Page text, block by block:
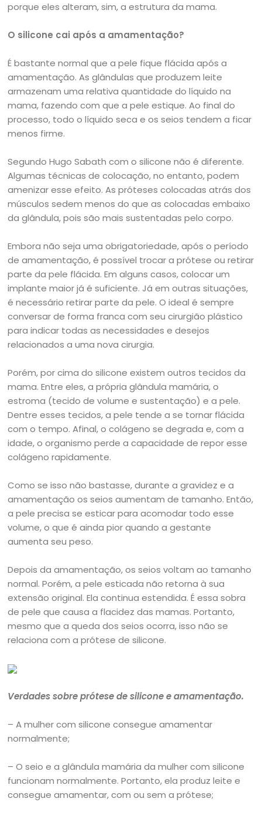
porque eles alteram, sim, a estrutura da mama.
O silicone cai após a amamentação?
É bastante normal que a pele fique flácida após a
amamentação. As glândulas que produzem leite
armazenam uma relativa quantidade do líquido na
mama, fazendo com que a pele estique. Ao final do
processo, todo o líquido seca e os seios tendem a ficar
menos firme.
Segundo Hugo Sabath com o silicone não é diferente.
Algumas técnicas de colocação, no entanto, podem
amenizar esse efeito. As próteses colocadas atrás dos
músculos sedem menos do que as colocadas embaixo
da glândula, pois são mais sustentadas pelo corpo.
Embora não seja uma obrigatoriedade, após o período
de amamentação, é possível trocar a prótese ou retirar
parte da pele flácida. Em alguns casos, colocar um
implante maior já é suficiente. Já em outras situações,
é necessário retirar parte da pele. O ideal é sempre
conversar de forma franca com seu cirurgião plástico
para indicar todas as necessidades e desejos
relacionados a uma nova cirurgia.
Porém, por cima do silicone existem outros tecidos da
mama. Entre eles, a própria glândula mamária, o
estroma (tecido de volume e sustentação) e a pele.
Dentre esses tecidos, a pele tende a se tornar flácida
com o tempo. Afinal, o colágeno se degrada e, com a
idade, o organismo perde a capacidade de repor esse
colágeno rapidamente.
Como se isso não bastasse, durante a gravidez e a
amamentação os seios aumentam de tamanho. Então,
a pele precisa se esticar para acomodar todo esse
volume, o que é ainda pior quando a gestante
aumenta seu peso.
Depois da amamentação, os seios voltam ao tamanho
normal. Porém, a pele esticada não retorna à sua
extensão original. Ela continua estendida. É essa sobra
de pele que causa a flacidez das mamas. Portanto,
mesmo que a queda dos seios ocorra, isso não se
relaciona com a prótese de silicone.
Verdades sobre prótese de silicone e amamentação.
– A mulher com silicone consegue amamentar
normalmente;
– O seio e a glândula mamária da mulher com silicone
funcionam normalmente. Portanto, ela produz leite e
consegue amamentar, com ou sem a prótese;